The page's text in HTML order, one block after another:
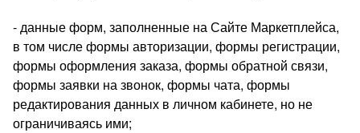
- данные форм, заполненные на Сайте Маркетплейса,
в том числе формы авторизации, формы регистрации,
формы оформления заказа, формы обратной связи,
формы заявки на звонок, формы чата, формы
редактирования данных в личном кабинете, но не
ограничиваясь ими;